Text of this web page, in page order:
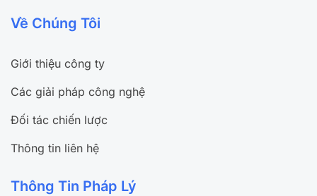
Về Chúng Tôi
Giới thiệu công ty
Các giải pháp công nghệ
Đối tác chiến lược
Thông tin liên hệ
Thông Tin Pháp Lý